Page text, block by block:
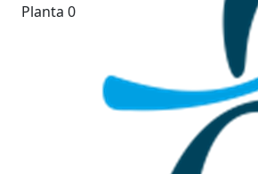
Planta 0